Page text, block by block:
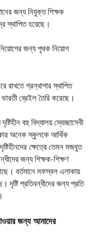
জন্য নিযুক্ত শিক্ষক
স্থাপিত হয়েছে।
জন্য পৃথক নিয়ােগ
রাখতে গ্রন্থাগার স্থাপিত
ব্রেইল তৈরি করেছে।
বহু বিদ্যালয় স্বেচ্ছাসেবী
অনেক স্কুলকে আর্থিক
ক্ষেত্রে তেমন মজবুত
জন্য শিক্ষক-শিক্ষণ
বর্তমানে মফস্বল এলাকায়
দৃষ্টি প্রতিবন্ধীদের জন্য প্রতি
জন্য আমাদের